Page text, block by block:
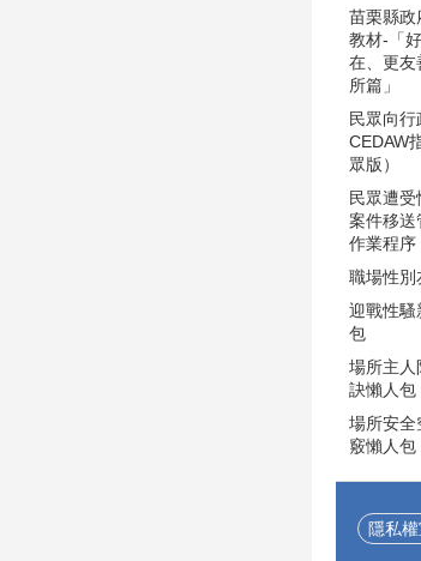
苗栗縣政
教材-「
在、更友
所篇」
民眾向行
CEDAW
眾版）
民眾遭
案件移送
作業程序
職場性別
迎戰性騷
包
場所主人
訣懶人包
場所安全
竅懶人包
隱私